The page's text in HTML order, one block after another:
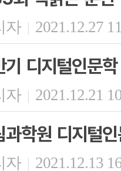
자 | 2021.12.27
기 디지털인문
자 | 2021.12.21
과학원 디지털
자 | 2021.12.13